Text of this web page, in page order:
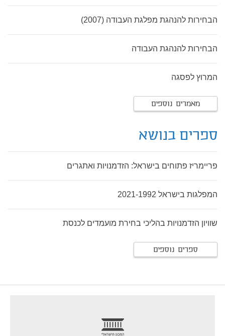
הבחירות להנהגת מפלגת העבודה (2007)
הבחירות להנהגת העבודה
המרוץ לפסגה
מאמרים נוספים
ספרים בנושא
פריימריז פתוחים בישראל: הזדמנויות ואתגרים
המפלגות בישראל 2021-1992
שוויון הזדמנויות בהליכי בחירת מועמדים לכנסת
ספרים נוספים